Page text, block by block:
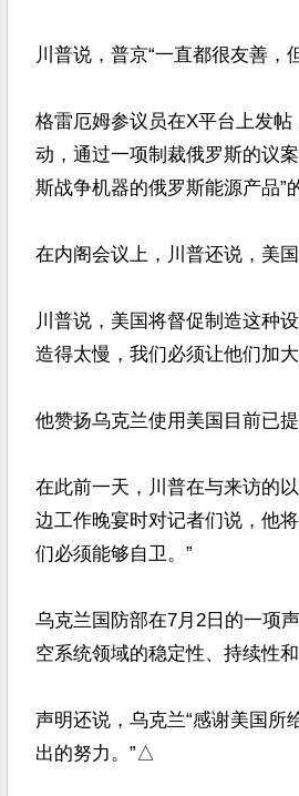
川普说，普京“一直都很友善，
格雷厄姆参议员在X平台上发
动，通过一项制裁俄罗斯的议
斯战争机器的俄罗斯能源产品”
在内阁会议上，川普还说，美
川普说，美国将督促制造这种
造得太慢，我们必须让他们加
他赞扬乌克兰使用美国目前已提
在此前一天，川普在与来访的
边工作晚宴时对记者们说，他
们必须能够自卫。”
乌克兰国防部在7月2日的一项
空系统领域的稳定性、持续性
声明还说，乌克兰“感谢美国所
出的努力。”△